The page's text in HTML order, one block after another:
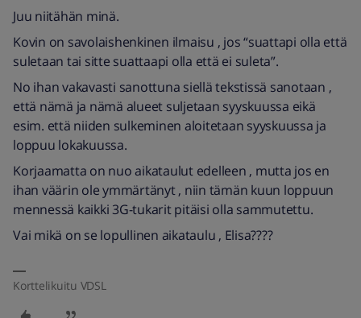
Juu niitähän minä.
Kovin on savolaishenkinen ilmaisu , jos “suattapi olla että
suletaan tai sitte suattaapi olla että ei suleta”.
No ihan vakavasti sanottuna siellä tekstissä sanotaan ,
että nämä ja nämä alueet suljetaan syyskuussa eikä
esim. että niiden sulkeminen aloitetaan syyskuussa ja
loppuu lokakuussa.
Korjaamatta on nuo aikataulut edelleen , mutta jos en
ihan väärin ole ymmärtänyt , niin tämän kuun loppuun
mennessä kaikki 3G-tukarit pitäisi olla sammutettu.
Vai mikä on se lopullinen aikataulu , Elisa????
Korttelikuitu VDSL